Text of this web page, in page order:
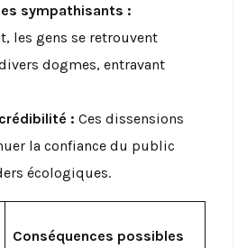
sympathisants :
les gens se retrouvent
dogmes, entravant
: Ces dissensions
la confiance du public
écologiques.
Conséquences possibles